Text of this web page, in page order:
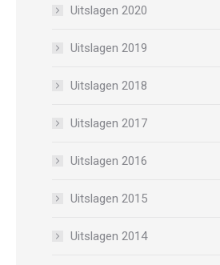
Uitslagen 2020
Uitslagen 2019
Uitslagen 2018
Uitslagen 2017
Uitslagen 2016
Uitslagen 2015
Uitslagen 2014